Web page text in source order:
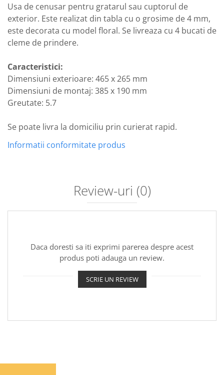
Usa de cenusar pentru gratarul sau cuptorul de
exterior. Este realizat din tabla cu o grosime de 4 mm,
este decorata cu model floral. Se livreaza cu 4 bucati de
cleme de prindere.
Caracteristici:
Dimensiuni exterioare: 465 x 265 mm
Dimensiuni de montaj: 385 x 190 mm
Greutate: 5.7
Se poate livra la domiciliu prin curierat rapid.
Informatii conformitate produs
Review-uri (0)
Daca doresti sa iti exprimi parerea despre acest
produs poti adauga un review.
SCRIE UN REVIEW